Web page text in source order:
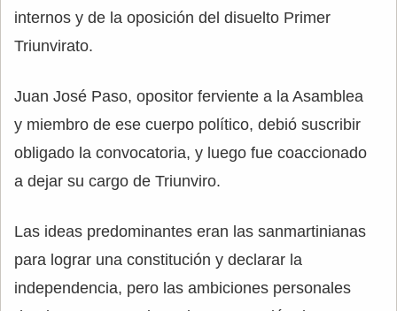
internos y de la oposición del disuelto Primer
Triunvirato.
Juan José Paso, opositor ferviente a la Asamblea
y miembro de ese cuerpo político, debió suscribir
obligado la convocatoria, y luego fue coaccionado
a dejar su cargo de Triunviro.
Las ideas predominantes eran las sanmartinianas
para lograr una constitución y declarar la
independencia, pero las ambiciones personales